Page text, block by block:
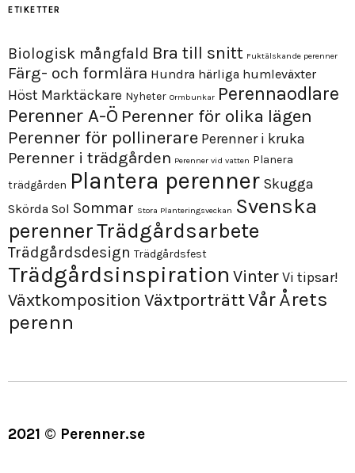
ETIKETTER
Biologisk mångfald Bra till snitt Fuktälskande perenner
Färg- och formlära Hundra härliga humleväxter
Höst Marktäckare Nyheter Ormbunkar Perennaodlare
Perenner A-Ö Perenner för olika lägen
Perenner för pollinerare Perenner i kruka
Perenner i trädgården Perenner vid vatten Planera
trädgården Plantera perenner Skugga
Skörda Sol Sommar Stora Planteringsveckan Svenska
perennerTrädgårdsarbete
Trädgårdsdesign Trädgårdsfest
Trädgårdsinspiration VinterVi tipsar!
Växtkomposition VäxtporträttVårÅrets
perenn
2021 © Perenner.se